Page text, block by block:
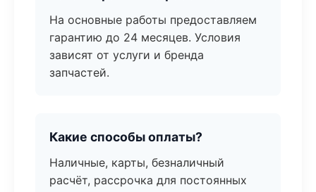
На основные работы предоставляем
гарантию до 24 месяцев. Условия
зависят от услуги и бренда
запчастей.
Какие способы оплаты?
Наличные, карты, безналичный
расчёт, рассрочка для постоянных